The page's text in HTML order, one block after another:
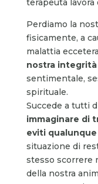
terapeuta lavora
Perdiamo la
fisicamente, a
malattia
nostra integrità
sentimentale,
spirituale.
Succede a tutti
immaginare di
eviti
situazione di
stesso scorrere
della nostra